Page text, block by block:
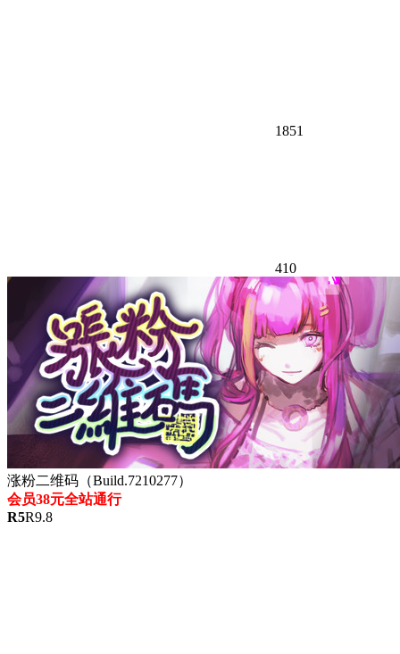
1851
410
涨粉二维码（Build.7210277）
会员38元全站通行
R5R9.8